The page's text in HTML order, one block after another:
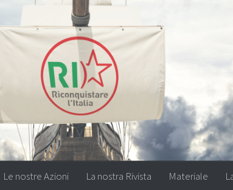
Le nostre Azioni La nostra Rivista Materiale